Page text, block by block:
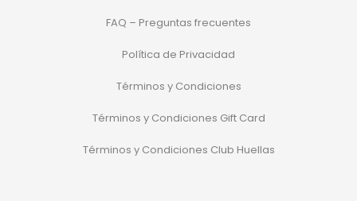
FAQ – Preguntas frecuentes
Política de Privacidad
Términos y Condiciones
Términos y Condiciones Gift Card
Términos y Condiciones Club Huellas